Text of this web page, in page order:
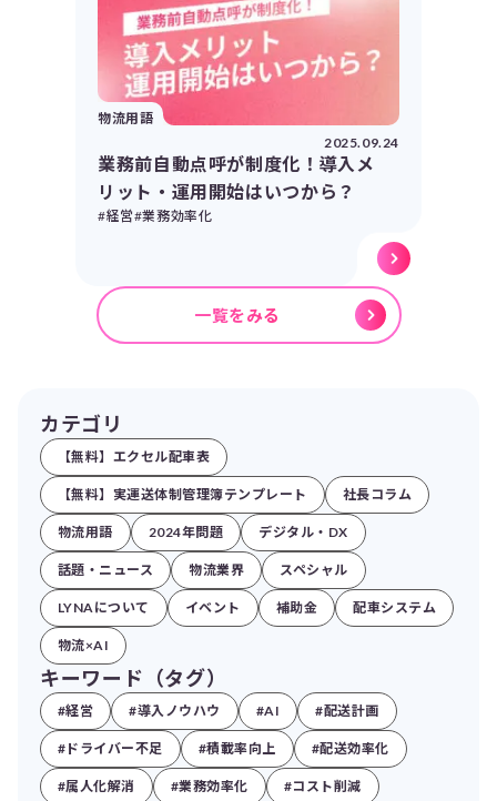
物流用語
2025.09.24
業務前自動点呼が制度化！導入メ
リット・運用開始はいつから？
#経営#業務効率化
一覧をみる
カテゴリ
【無料】エクセル配車表
【無料】実運送体制管理簿テンプレート 社長コラム
物流用語 2024年問題 デジタル・DX
話題・ニュース 物流業界 スペシャル
LYNAについて イベント 補助金 配車システム
物流×AI
キーワード（タグ）
#経営 #導入ノウハウ #AI #配送計画
#ドライバー不足 #積載率向上 #配送効率化
#属人化解消 #業務効率化 #コスト削減